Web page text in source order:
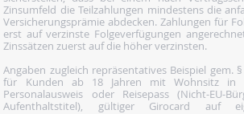
Zinsumfeld die Teilzahlungen mindestens die
Versicherungsprämie abdecken. Zahlungen für
erst auf verzinste Folgeverfügungen
Zinssätzen zuerst auf die höher verzinsten.
Angaben zugleich repräsentatives Beispiel gem.
für Kunden ab 18 Jahren mit Wohnsitz in
Personalausweis oder Reisepass (Nicht-EU-
Aufenthaltstitel), gültiger Girocard auf